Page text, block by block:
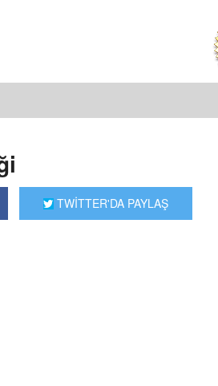
TWİTTER'DA PAYLAŞ